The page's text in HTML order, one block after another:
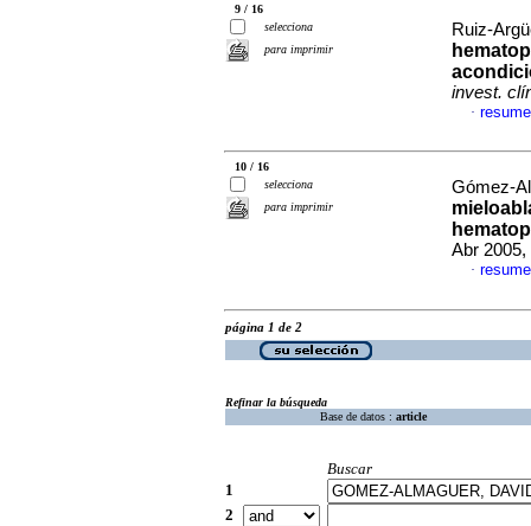
9 / 16
selecciona
para imprimir
Ruiz-
invest.
·
10 / 16
selecciona
para imprimir
Gómez-
Abr 2005,
·
página 1 de 2
Refinar la búsqueda
Base de datos : article
Buscar
1
2